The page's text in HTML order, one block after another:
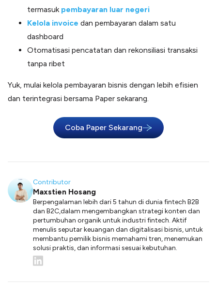
termasuk pembayaran luar negeri
Kelola invoice dan pembayaran dalam satu
dashboard
Otomatisasi pencatatan dan rekonsiliasi transaksi
tanpa ribet
Yuk, mulai kelola pembayaran bisnis dengan lebih efisien
dan terintegrasi bersama Paper sekarang.
Coba Paper Sekarang
Contributor
Maxstien Hosang
Berpengalaman lebih dari 5 tahun di dunia fintech B2B
dan B2C,dalam mengembangkan strategi konten dan
pertumbuhan organik untuk industri fintech. Aktif
menulis seputar keuangan dan digitalisasi bisnis, untuk
membantu pemilik bisnis memahami tren, menemukan
solusi praktis, dan informasi sesuai kebutuhan.